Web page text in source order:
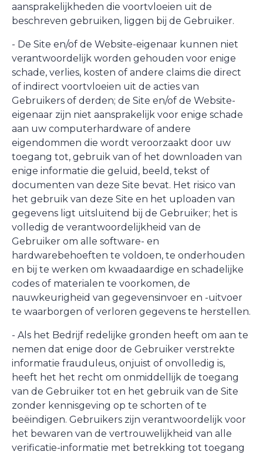
aansprakelijkheden die voortvloeien uit de
beschreven gebruiken, liggen bij de Gebruiker.
- De Site en/of de Website-eigenaar kunnen niet
verantwoordelijk worden gehouden voor enige
schade, verlies, kosten of andere claims die direct
of indirect voortvloeien uit de acties van
Gebruikers of derden; de Site en/of de Website-
eigenaar zijn niet aansprakelijk voor enige schade
aan uw computerhardware of andere
eigendommen die wordt veroorzaakt door uw
toegang tot, gebruik van of het downloaden van
enige informatie die geluid, beeld, tekst of
documenten van deze Site bevat. Het risico van
het gebruik van deze Site en het uploaden van
gegevens ligt uitsluitend bij de Gebruiker; het is
volledig de verantwoordelijkheid van de
Gebruiker om alle software- en
hardwarebehoeften te voldoen, te onderhouden
en bij te werken om kwaadaardige en schadelijke
codes of materialen te voorkomen, de
nauwkeurigheid van gegevensinvoer en -uitvoer
te waarborgen of verloren gegevens te herstellen.
- Als het Bedrijf redelijke gronden heeft om aan te
nemen dat enige door de Gebruiker verstrekte
informatie frauduleus, onjuist of onvolledig is,
heeft het het recht om onmiddellijk de toegang
van de Gebruiker tot en het gebruik van de Site
zonder kennisgeving op te schorten of te
beëindigen. Gebruikers zijn verantwoordelijk voor
het bewaren van de vertrouwelijkheid van alle
verificatie-informatie met betrekking tot toegang